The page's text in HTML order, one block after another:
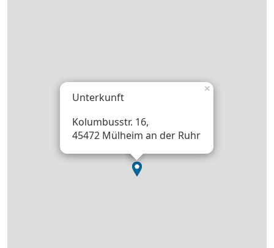
Unterkunft
Kolumbusstr. 16,
45472 Mülheim an der Ruhr
×